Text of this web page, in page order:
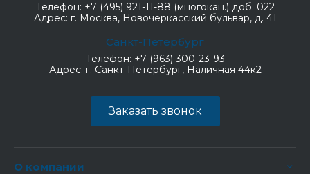
Телефон: +7 (495) 921-11-88 (многокан.) доб. 022
Адрес: г. Москва, Новочеркасский бульвар, д. 41
Санкт-Петербург
Телефон: +7 (963) 300-23-93
Адрес: г. Санкт-Петербург, Наличная 44к2
Заказать звонок
О компании